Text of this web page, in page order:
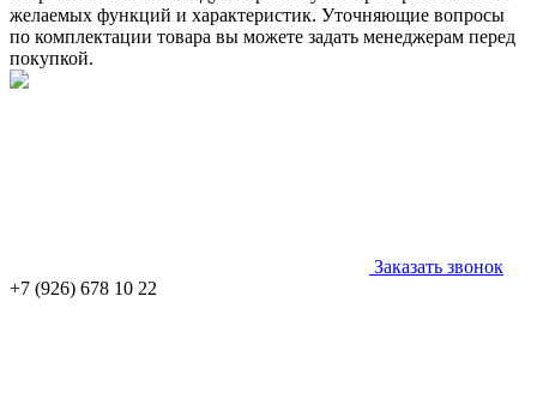
желаемых функций и характеристик. Уточняющие вопросы
по комплектации товара вы можете задать менеджерам перед
покупкой.
Заказать звонок
+7 (926) 678 10 22